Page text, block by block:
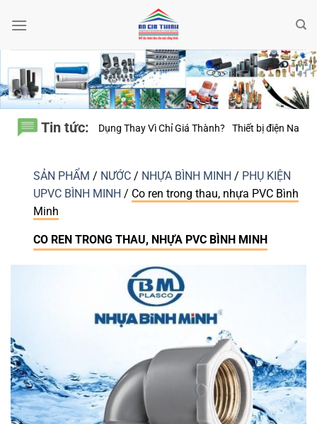
qua
Tin tức:
Sử Dụng Thay Vì Chỉ Giá Thành? Thiết bị điện Nanoco – Vì sao
SẢN PHẨM / NƯỚC / NHỰA BÌNH MINH / PHỤ KIỆN
UPVC BÌNH MINH / Co ren trong thau, nhựa PVC Bình
Minh
CO REN TRONG THAU, NHỰA PVC BÌNH MINH